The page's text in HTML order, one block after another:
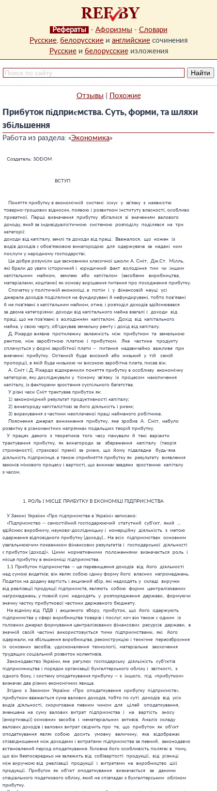
Рефераты - Афоризмы - Словари
Русские, белорусские и английские сочинения
Русскиеи белорусскиеизложения
Отзывы Похожие
Прибуток підприємства. Суть, форми, та шляхи
збільшення
Работа из раздела: «Экономика»